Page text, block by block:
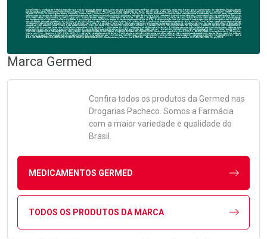
Marca Germed
Confira todos os produtos da Germed nas
Drogarias Pacheco. Somos a Farmácia
com a maior variedade e qualidade do
Brasil.
MEDICAMENTOS GERMED
TODOS OS PRODUTOS DA MARCA